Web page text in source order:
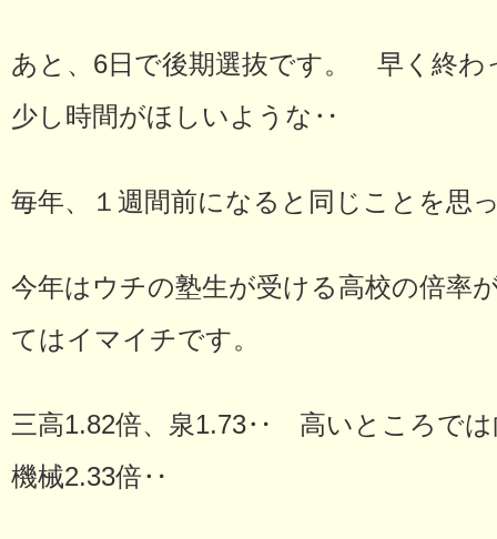
あと、6日で後期選抜です。 早く終わ
少し時間がほしいような‥
毎年、１週間前になると同じことを
今年はウチの塾生が受ける高校の倍率
てはイマイチです。
三高1.82倍、泉1.73‥ 高いところでは
機械2.33倍‥